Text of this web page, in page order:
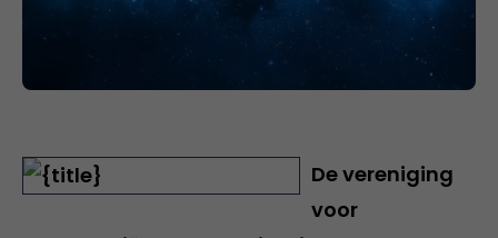
De vereniging
voor